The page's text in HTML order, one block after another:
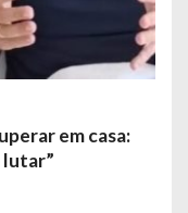
em casa:
lutar”